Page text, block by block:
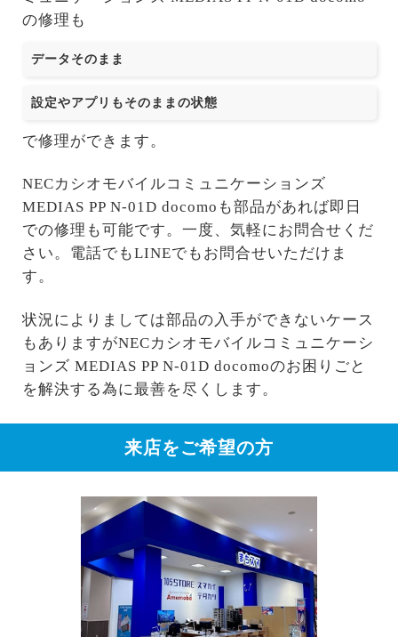
の修理も
データそのまま
設定やアプリもそのままの状態
で修理ができます。
NECカシオモバイルコミュニケーションズ
MEDIAS PP N-01D docomoも部品があれば即日
での修理も可能です。一度、気軽にお問合せくだ
さい。電話でもLINEでもお問合せいただけま
す。
状況によりましては部品の入手ができないケース
もありますがNECカシオモバイルコミュニケーシ
ョンズ MEDIAS PP N-01D docomoのお困りごと
を解決する為に最善を尽くします。
来店をご希望の方